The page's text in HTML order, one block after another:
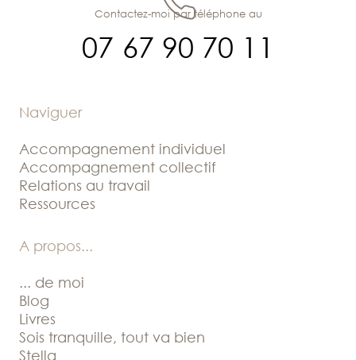
07 67 90 70 11
Contactez-moi par téléphone au
Naviguer
Accompagnement individuel
Accompagnement collectif
Relations au travail
Ressources
A propos...
... de moi
Blog
Livres
Sois tranquille, tout va bien
Stella